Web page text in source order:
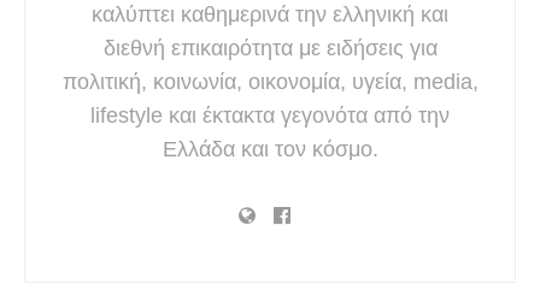
καλύπτει καθημερινά την ελληνική και
διεθνή επικαιρότητα με ειδήσεις για
πολιτική, κοινωνία, οικονομία, υγεία, media,
lifestyle και έκτακτα γεγονότα από την
Ελλάδα και τον κόσμο.